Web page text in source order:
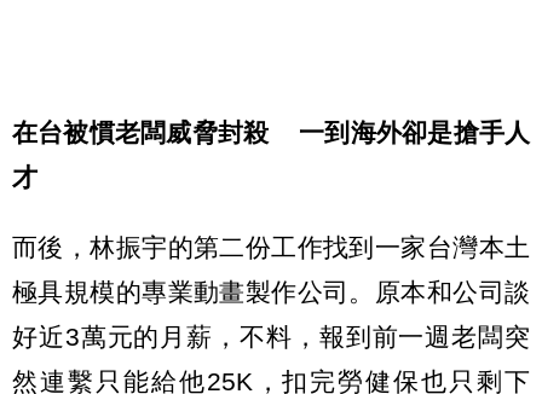
在台被慣老闆威脅封殺 一到海外卻是搶手人
才
而後，林振宇的第二份工作找到一家台灣本土
極具規模的專業動畫製作公司。原本和公司談
好近3萬元的月薪，不料，報到前一週老闆突
然連繫只能給他25K，扣完勞健保也只剩下